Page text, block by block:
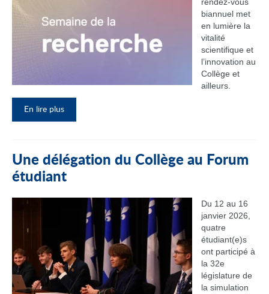
biannuel met
en lumière la
vitalité
scientifique et
l’innovation au
Collège et
ailleurs.
En lire plus
Une délégation du Collège au Forum
étudiant
Du 12 au 16
janvier 2026,
quatre
étudiant(e)s
ont participé à
la 32e
législature de
la simulation